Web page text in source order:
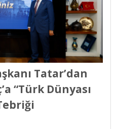
Tatar’dan
“Türk Dünyası